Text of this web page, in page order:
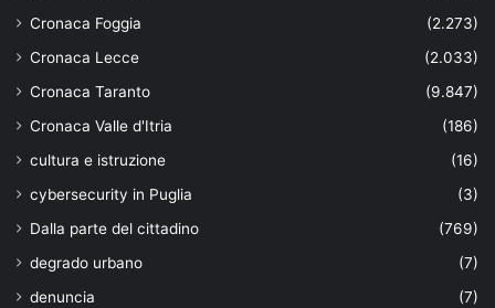
Cronaca Foggia
(2.273)
Cronaca Lecce
(2.033)
Cronaca Taranto
(9.847)
Cronaca Valle d'Itria
(186)
cultura e istruzione
(16)
cybersecurity in Puglia
(3)
Dalla parte del cittadino
(769)
degrado urbano
(7)
denuncia
(7)